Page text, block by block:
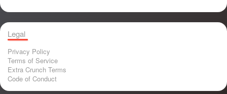
Legal
Privacy Policy
Terms of Service
Extra Crunch Terms
Code of Conduct